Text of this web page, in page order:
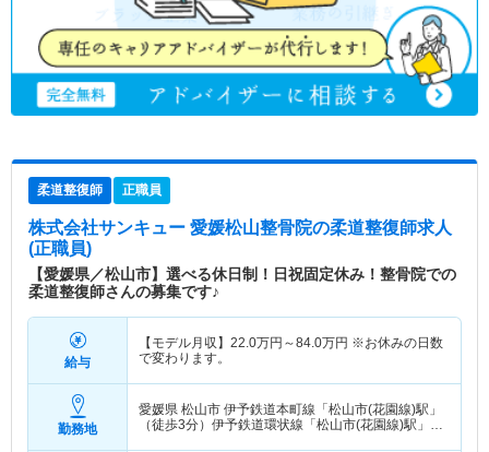
柔道整復師 正職員
株式会社サンキュー 愛媛松山整骨院の柔道整復師求人
(正職員)
【愛媛県／松山市】選べる休日制！日祝固定休み！整骨院での
柔道整復師さんの募集です♪
給与
【モデル月収】 22.0万円～84.0万円 ※お休みの日数
で変わります。
勤務地
愛媛県 松山市 伊予鉄道本町線「松山市(花園線)駅」
（徒歩3分）伊予鉄道環状線「松山市(花園線)駅」